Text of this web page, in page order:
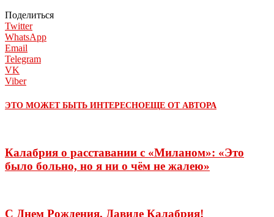
Поделиться
Twitter
WhatsApp
Email
Telegram
VK
Viber
ЭТО МОЖЕТ БЫТЬ ИНТЕРЕСНОЕЩЕ ОТ АВТОРА
Калабрия о расставании с «Миланом»: «Это
было больно, но я ни о чём не жалею»
С Днем Рождения, Давиде Калабрия!